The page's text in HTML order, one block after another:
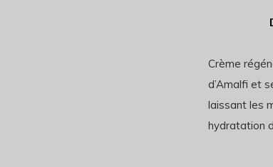
Crème
d’Amalfi et
laissant les
hydratation